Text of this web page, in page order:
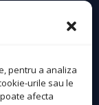
pentru a analiza
urile sau le
afecta